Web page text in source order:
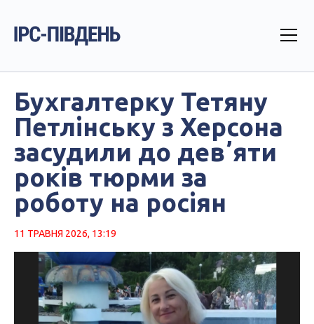
Бухгалтерку Тетяну
Петлінську з Херсона
засудили до девʼяти
років тюрми за
роботу на росіян
11 ТРАВНЯ 2026, 13:19